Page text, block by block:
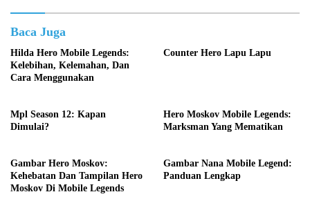
Baca Juga
Hilda Hero Mobile Legends:
Kelebihan, Kelemahan, Dan
Cara Menggunakan
Counter Hero Lapu Lapu
Mpl Season 12: Kapan
Dimulai?
Hero Moskov Mobile Legends:
Marksman Yang Mematikan
Gambar Hero Moskov:
Kehebatan Dan Tampilan Hero
Moskov Di Mobile Legends
Gambar Nana Mobile Legend:
Panduan Lengkap